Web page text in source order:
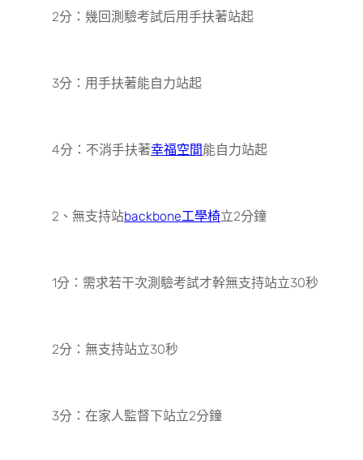
2分：幾回測驗考試后用手扶著站起
3分：用手扶著能自力站起
4分：不消手扶著幸福空間能自力站起
2、無支持站backbone工學椅立2分鐘
1分：需求若干次測驗考試才幹無支持站立30秒
2分：無支持站立30秒
3分：在家人監督下站立2分鐘